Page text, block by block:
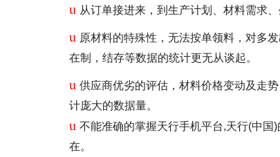
u 从订单接进来，到生产计划、材料需求
u 原材料的特殊性，无法按单领料，对多
在制，结存等数据的统计更无从谈起。
u 供应商优劣的评估，材料价格变动及走
计庞大的数据量。
u 不能准确的掌握天行手机平台,天行(中国
在。